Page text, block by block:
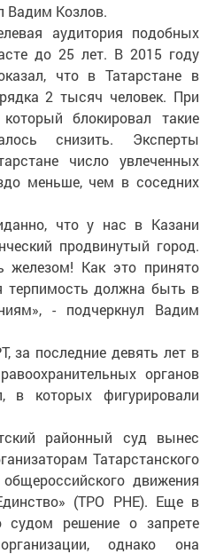
Вадим Козлов.
аудитория подобных
до 25 лет. В 2015 году
что в Татарстане в
2 тысяч человек. При
блокировал такие
снизить. Эксперты
число увлеченных
меньше, чем в соседних
что у нас в Казани
продвинутый город.
Как это принято
терпимость должна быть в
- подчеркнул Вадим
последние девять лет в
органов
в которых фигурировали
районный суд вынес
Татарстанского
общероссийского движения
(ТРО РНЕ). Еще в
судом решение о запрете
однако она